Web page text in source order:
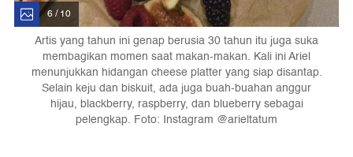
6 / 10
Artis yang tahun ini genap berusia 30 tahun itu juga suka
membagikan momen saat makan-makan. Kali ini Ariel
menunjukkan hidangan cheese platter yang siap disantap.
Selain keju dan biskuit, ada juga buah-buahan anggur
hijau, blackberry, raspberry, dan blueberry sebagai
pelengkap. Foto: Instagram @arieltatum